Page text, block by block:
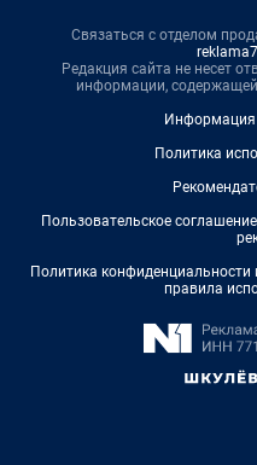
Связаться с отделом
Редакция сайта не несет
информации,
Информация
Политика
Пользовательское
Политика
правила